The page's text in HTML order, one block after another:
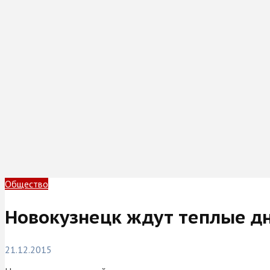
Общество
Новокузнецк ждут теплые
21.12.2015